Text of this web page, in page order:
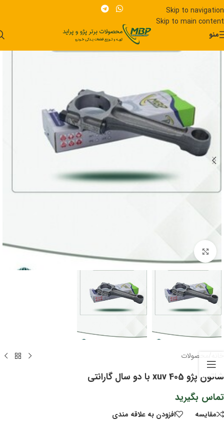
Skip to navigation
Skip to main content
منو
محصولات
شاتون پژو 405 xuv با دو سال گارانتی
تماس بگیرید
مقايسه افزودن به علاقه مندی